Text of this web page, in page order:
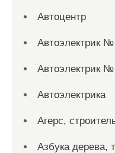
Автоцентр
Автоэлектрик
Автоэлектрик
Автоэлектрика
Агерс,
Азбука дерева,